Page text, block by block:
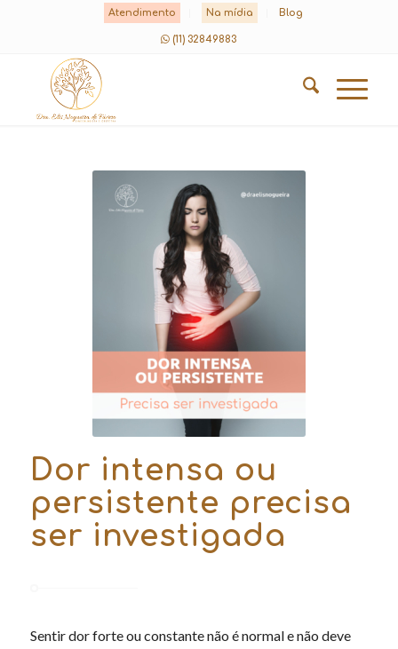
Atendimento Na mídia Blog
(11) 32849883
Dor intensa ou
persistente precisa
ser investigada
Sentir dor forte ou constante não é normal e não deve